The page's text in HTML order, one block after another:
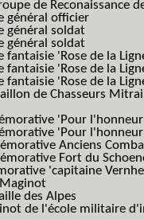
de Reconaissance
général officier
général soldat
général soldat
fantaisie 'Rose de la
fantaisie 'Rose de la
fantaisie 'Rose de la
de Chasseurs
'Pour
'Pour
Anciens
Fort du
'capitaine
des Alpes
de l'école militaire